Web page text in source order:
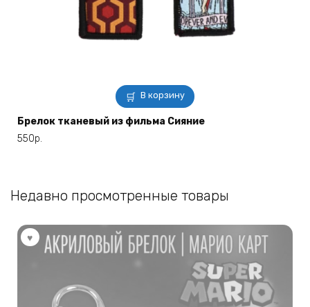
В корзину
Брелок тканевый из фильма Сияние
550р.
Недавно просмотренные товары